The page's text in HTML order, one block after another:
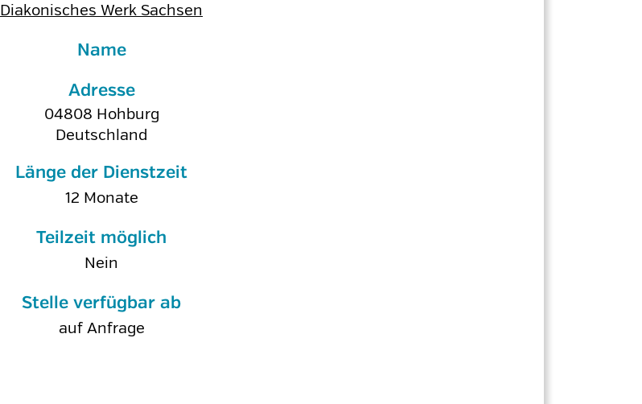
Diakonisches Werk Sachsen
Name
Adresse
04808 Hohburg
Deutschland
Länge der Dienstzeit
12 Monate
Teilzeit möglich
Nein
Stelle verfügbar ab
auf Anfrage